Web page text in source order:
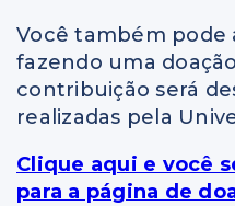
Você também pode
fazendo uma
contribuição será
realizadas pela
Clique aqui e você
para a página de